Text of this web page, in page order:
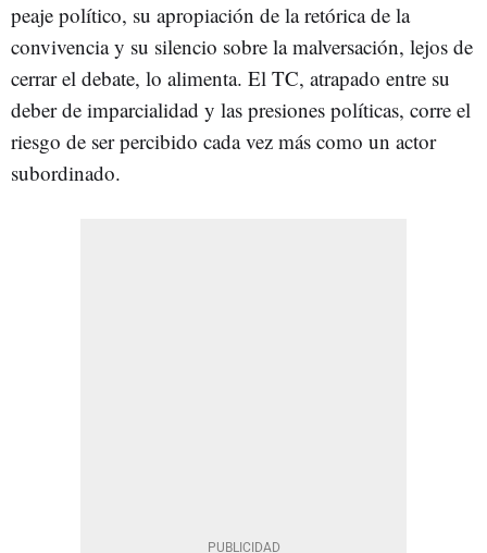
peaje político, su apropiación de la retórica de la
convivencia y su silencio sobre la malversación, lejos de
cerrar el debate, lo alimenta. El TC, atrapado entre su
deber de imparcialidad y las presiones políticas, corre el
riesgo de ser percibido cada vez más como un actor
subordinado.